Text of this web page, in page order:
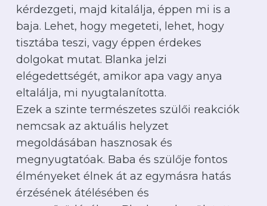
kérdezgeti, majd kitalálja, éppen mi is a
baja. Lehet, hogy megeteti, lehet, hogy
tisztába teszi, vagy éppen érdekes
dolgokat mutat. Blanka jelzi
elégedettségét, amikor apa vagy anya
eltalálja, mi nyugtalanította.
Ezek a szinte természetes szülői reakciók
nemcsak az aktuális helyzet
megoldásában hasznosak és
megnyugtatóak. Baba és szülője fontos
élményeket élnek át az egymásra hatás
érzésének átélésében és